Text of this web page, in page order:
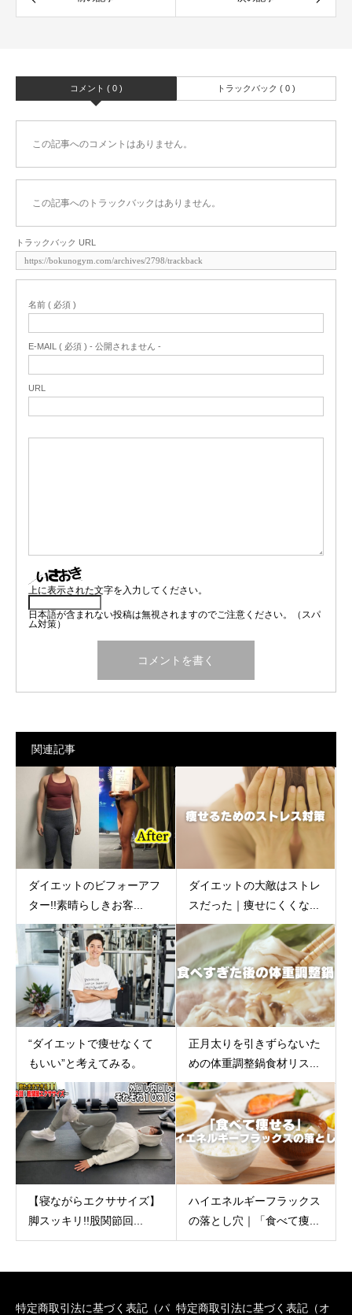
コメント ( 0 ) トラックバック ( 0 )
この記事へのコメントはありません。
この記事へのトラックバックはありません。
トラックバック URL
名前 ( 必須 )
E-MAIL ( 必須 ) - 公開されません -
URL
上に表示された文字を入力してください。
日本語が含まれない投稿は無視されますのでご注意ください。（スパ
ム対策）
関連記事
ダイエットのビフォーアフ
ター!!素晴らしきお客...
ダイエットの大敵はストレ
スだった｜痩せにくくな...
“ダイエットで痩せなくて
もいい”と考えてみる。
正月太りを引きずらないた
めの体重調整鍋食材リス...
【寝ながらエクササイズ】
脚スッキリ!!股関節回...
ハイエネルギーフラックス
の落とし穴｜「食べて痩...
特定商取引法に基づく表記（パ 特定商取引法に基づく表記（オ